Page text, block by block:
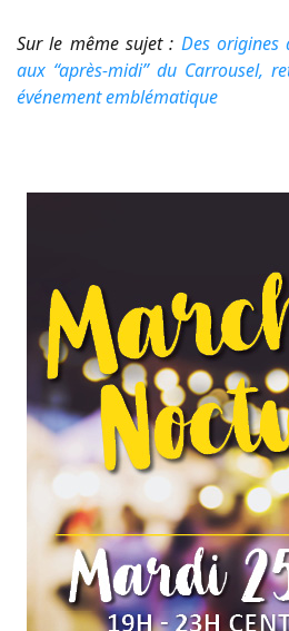
Sur le même sujet : Des origines
aux “après-midi” du Carrousel,
événement emblématique